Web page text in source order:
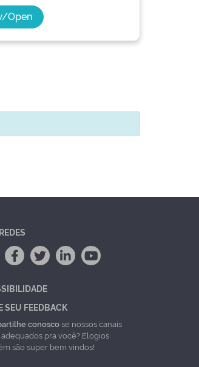
Open
SEU FEEDBACK
conoscose nossos canais
pra você? Elogios
são super bem vindos!